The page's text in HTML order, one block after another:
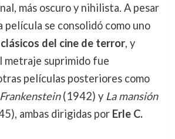
más oscuro y nihilista. A pesar
película se consolidó como uno
del cine de terror, y
metraje suprimido fue
películas posteriores como
(1942) y La mansión
ambas dirigidas por Erle C.